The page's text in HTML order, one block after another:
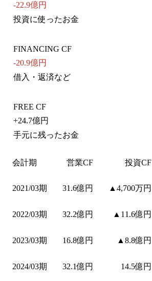
-22.9億円
投資に使ったお金
FINANCING CF
-20.9億円
借入・返済など
FREE CF
+24.7億円
手元に残ったお金
会計期 営業CF 投資CF
2021/03期 31.6億円 ▲4,700万円
2022/03期 32.2億円 ▲11.6億円
2023/03期 16.8億円 ▲8.8億円
2024/03期 32.1億円 14.5億円